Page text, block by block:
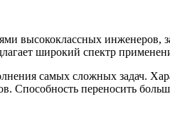
высококлассных
широкий спектр
самых сложных задач.
переносить